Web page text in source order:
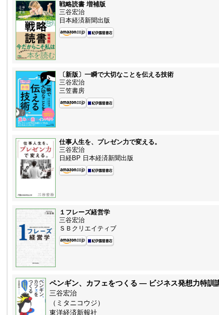
戦略読書 増補版
三谷宏治
日本経済新聞出版
〔新版〕一瞬で大切なことを伝える技術
三谷宏治
三笠書房
仕事人生を、プレゼン力で変える。
三谷宏治
日経BP 日本経済新聞出版
１フレーズ経営学
三谷宏治
ＳＢクリエイティブ
ペンギン、カフェをつくる — ビジネス発想力特訓
三谷宏治
（ミタニコウジ）
東洋経済新報社